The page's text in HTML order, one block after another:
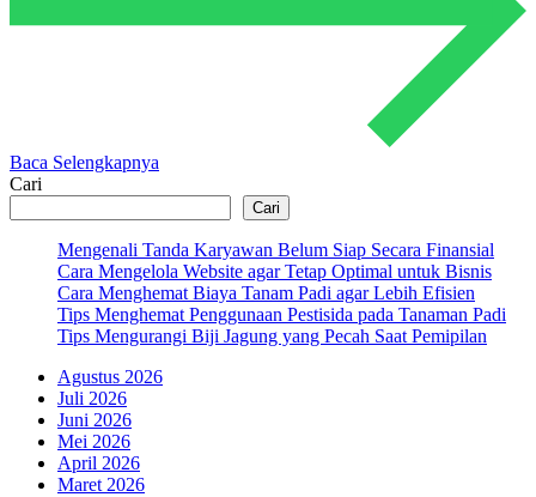
Baca Selengkapnya
Cari
Cari
Mengenali Tanda Karyawan Belum Siap Secara Finansial
Cara Mengelola Website agar Tetap Optimal untuk Bisnis
Cara Menghemat Biaya Tanam Padi agar Lebih Efisien
Tips Menghemat Penggunaan Pestisida pada Tanaman Padi
Tips Mengurangi Biji Jagung yang Pecah Saat Pemipilan
Agustus 2026
Juli 2026
Juni 2026
Mei 2026
April 2026
Maret 2026